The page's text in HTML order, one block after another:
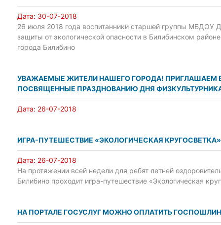
Дата: 30-07-2018
26 июля 2018 года воспитанники старшей группы МБДОУ
защиты от экологической опасности в Билибинском
города Билибино
УВАЖАЕМЫЕ ЖИТЕЛИ НАШЕГО ГОРОДА!
ПОСВЯЩЕННЫЕ ПРАЗДНОВАНИЮ ДНЯ
Дата: 26-07-2018
ИГРА-ПУТЕШЕСТВИЕ «ЭКОЛОГИЧЕСКАЯ КРУГОСВЕТКА»
Дата: 26-07-2018
На протяжении всей недели для ребят летней
Билибино проходит игра-путешествие «Экологическая
НА ПОРТАЛЕ ГОСУСЛУГ МОЖНО ОПЛАТИТЬ